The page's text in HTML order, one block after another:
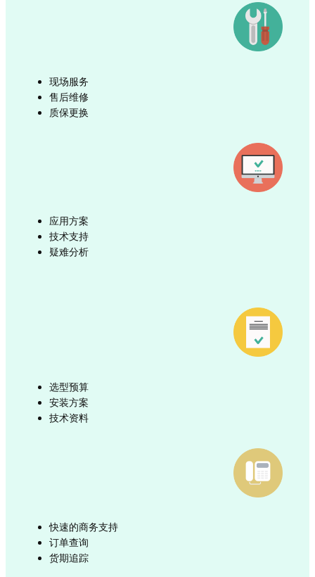
现场服务
售后维修
质保更换
应用方案
技术支持
疑难分析
选型预算
安装方案
技术资料
快速的商务支持
订单查询
货期追踪